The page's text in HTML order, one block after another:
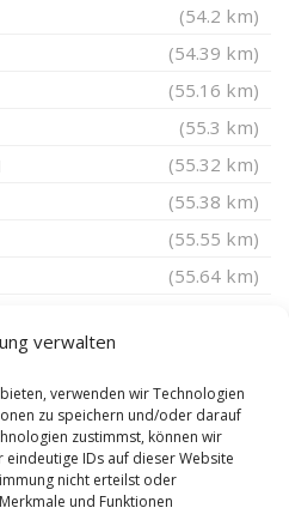
verwalten
verwenden wir Technologien
zu speichern und/oder darauf
zustimmst, können wir
IDs auf dieser Website
nicht erteilst oder
und Funktionen
(54.2 km)
(54.39 km)
(55.16 km)
(55.3 km)
(55.32 km)
(55.38 km)
(55.55 km)
(55.64 km)
(56.07 km)
(56.33 km)
(56.61 km)
(56.89 km)